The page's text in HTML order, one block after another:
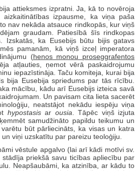
attieksmes izpratni. Ja, kā to novēroja
izpausme, ka viņa paša
nav nekāda atsauce rindkopās, kur viņš
graudam. Patiesībā šīs rindkopas
Izskatās, ka Eusebijs būtu bijis gatavs
pamanām, kā viņš izceļ imperatora
(henos monou proseggrafentos
atļauties, ņemot vērā paskaidrojumu
iepazīstināja. Taču komiteja, kurai bija
bija Eusebija spriedums par tās rīcību.
mācību, kādu arī Eusebijs izteica savā
Un pavisam cita lieta sacerēt
neatstājot nekādu iespēju viņa
hypostasisar ousia . Tāpēc viņš izjuta
samudžināto papildu teikumu un
būt pārliecināts, ka visas un katra
viņi uzskatītu par pareizu teoloģiju.
vēstule apgalvo (lai arī kādi motīvi sv.
priekšā savu ticības apliecību par
Neapšaubāmi, ka atzinība, ar kādu to